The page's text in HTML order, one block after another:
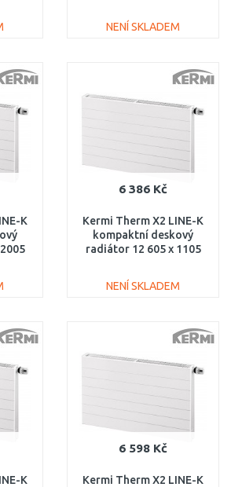
NENÍ SKLADEM
K
6 386 Kč
Kermi Therm X2 LINE-K
kompaktní deskový
radiátor 12 605 x 1105
NENÍ SKLADEM
K
6 598 Kč
Kermi Therm X2 LINE-K